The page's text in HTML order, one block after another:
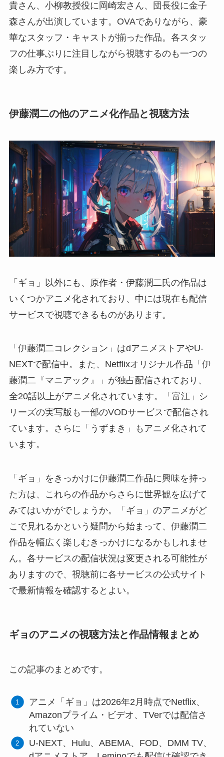
貴さん、小柳教授役に岡崎宏さん、団長役に金子
森さんが出演しています。OVAでありながら、豪
華なスタッフ・キャストが揃った作品。各スタッ
フの仕事ぶりに注目しながら視聴するのも一つの
楽しみ方です。
伊藤潤二の他のアニメ化作品と視聴方法
「ギョ」以外にも、原作者・伊藤潤二氏の作品は
いくつかアニメ化されており、中には現在も配信
サービスで視聴できるものがあります。
「伊藤潤二コレクション」はdアニメストアやU-
NEXTで配信中。また、Netflixオリジナル作品「伊
藤潤二『マニアック』」が独占配信されており、
全20話以上がアニメ化されています。「富江」シ
リーズの実写版も一部のVODサービスで配信され
ています。さらに「うずまき」もアニメ化されて
います。
「ギョ」をきっかけに伊藤潤二作品に興味を持っ
た方は、これらの作品からさらに世界観を広げて
みてはいかがでしょうか。「ギョ」のアニメがど
こで見れるかという疑問から始まって、伊藤潤二
作品を幅広く楽しむきっかけになるかもしれませ
ん。各サービスの配信状況は変更される可能性が
ありますので、視聴前に各サービスの公式サイト
で最新情報を確認するとよい。
ギョのアニメの視聴方法と作品情報まとめ
この記事のまとめです。
アニメ「ギョ」は2026年2月時点でNetflix、
Amazonプライム・ビデオ、TVerでは配信さ
れていない
U-NEXT、Hulu、ABEMA、FOD、DMM TV、